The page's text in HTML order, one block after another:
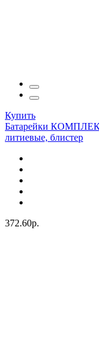
Купить
Батарейки
литиевые, блистер
372.60р.